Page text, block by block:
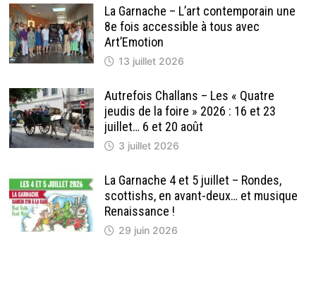
La Garnache – L’art contemporain une
8e fois accessible à tous avec
Art’Emotion
13 juillet 2026
Autrefois Challans – Les « Quatre
jeudis de la foire » 2026 : 16 et 23
juillet… 6 et 20 août
3 juillet 2026
La Garnache 4 et 5 juillet – Rondes,
scottishs, en avant-deux… et musique
Renaissance !
29 juin 2026